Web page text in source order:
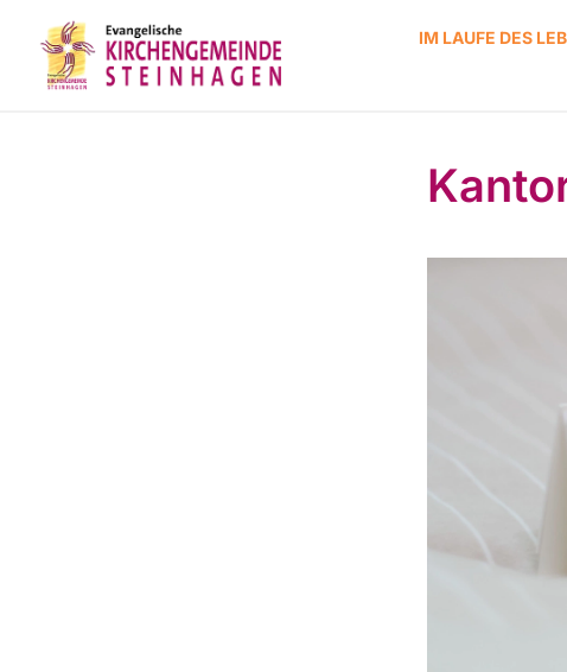
IM LAUFE DES